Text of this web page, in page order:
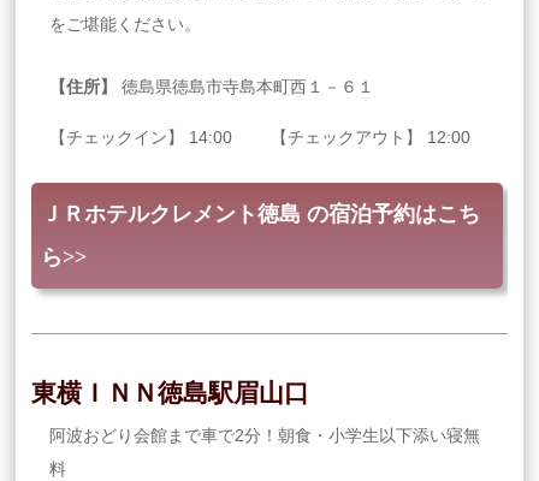
をご堪能ください。
【住所】 徳島県徳島市寺島本町西１－６１
【チェックイン】 14:00 【チェックアウト】 12:00
ＪＲホテルクレメント徳島 の宿泊予約はこち
ら>>
東横ＩＮＮ徳島駅眉山口
阿波おどり会館まで車で2分！朝食・小学生以下添い寝無
料